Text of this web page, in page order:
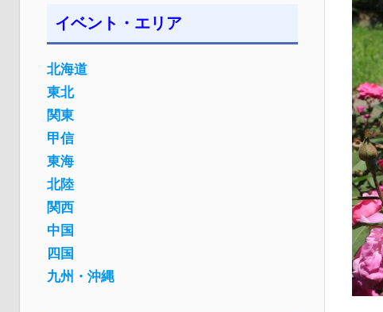
イベント・エリア
北海道
東北
関東
甲信
東海
北陸
関西
中国
四国
九州・沖縄